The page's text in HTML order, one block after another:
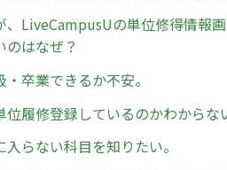
、LiveCampusUの単位修得情報
はなぜ？
卒業できるか不安。
履修登録しているのかわからな
らない科目を知りたい。